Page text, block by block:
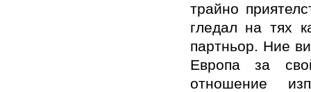
трайно
гледал на тях
партньор. Ние
Европа за
отношение